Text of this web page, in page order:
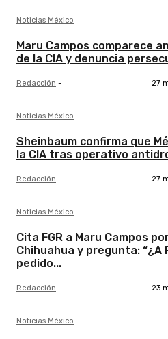
Noticias México
Maru Campos comparece
de la CIA y denuncia
Redacción - 27
Noticias México
Sheinbaum confirma que
la CIA tras operativo
Redacción - 27
Noticias México
Cita FGR a Maru Campos
Chihuahua y pregunta: “¿A
pedido...
Redacción - 23
Noticias México